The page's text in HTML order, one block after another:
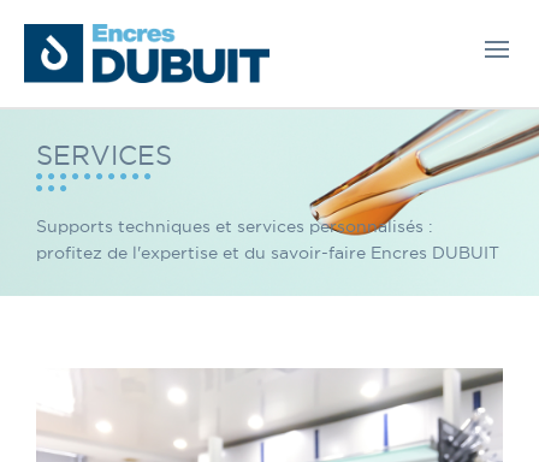
SERVICES
Supports techniques et services personnalisés :
profitez de l'expertise et du savoir-faire Encres DUBUIT